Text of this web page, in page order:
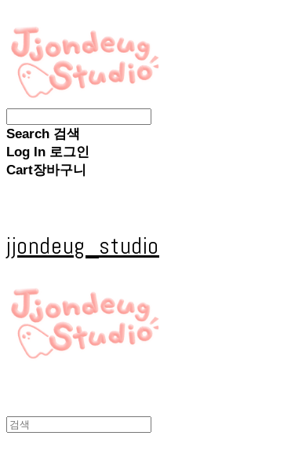
Search 검색
Log In 로그인
Cart장바구니
jjondeug_studio